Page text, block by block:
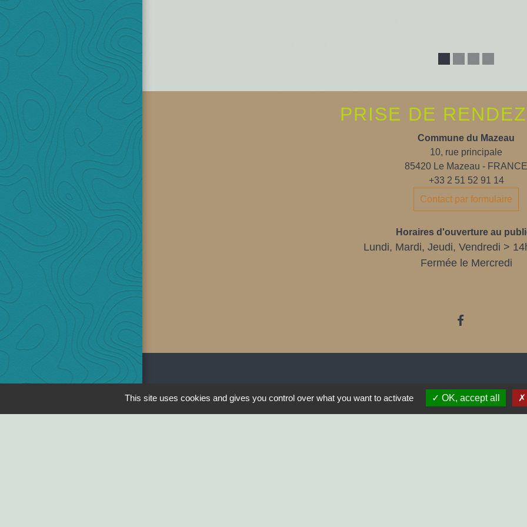
PRISE DE
Commune du Mazeau
10, rue principale
85420 Le Mazeau - FRANCE
+33 2 51 52 91 14
Contact par formulaire
Horaires d'ouverture au
Lundi, Mardi, Jeudi, Vendredi >
Fermée le Mercredi
LIENS
This site uses cookies and gives you control over what you want to activate OK, accept all